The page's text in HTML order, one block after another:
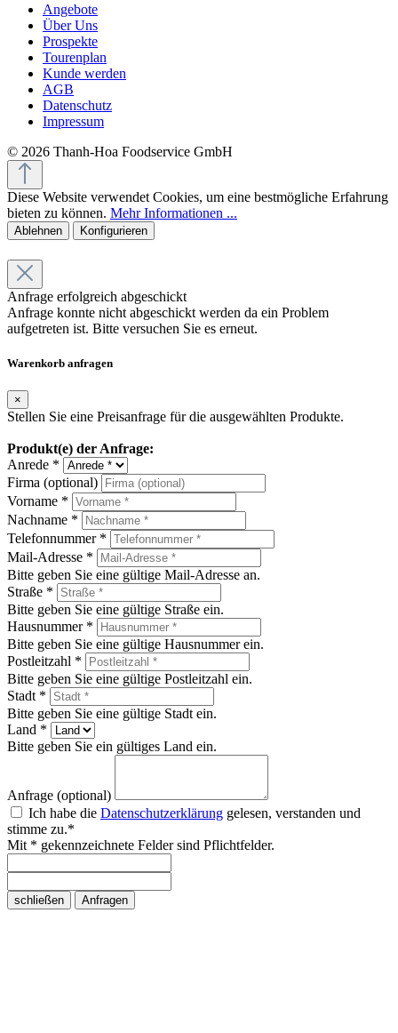
Angebote
Über Uns
Prospekte
Tourenplan
Kunde werden
AGB
Datenschutz
Impressum
© 2026 Thanh-Hoa Foodservice GmbH
Diese Website verwendet Cookies, um eine bestmögliche Erfahrung
bieten zu können. Mehr Informationen ...
Ablehnen Konfigurieren
Anfrage erfolgreich abgeschickt
Anfrage konnte nicht abgeschickt werden da ein Problem
aufgetreten ist. Bitte versuchen Sie es erneut.
Warenkorb anfragen
×
Stellen Sie eine Preisanfrage für die ausgewählten Produkte.
Produkt(e) der Anfrage:
Anrede *
Firma (optional)
Vorname *
Nachname *
Telefonnummer *
Mail-Adresse *
Bitte geben Sie eine gültige Mail-Adresse an.
Straße *
Bitte geben Sie eine gültige Straße ein.
Hausnummer *
Bitte geben Sie eine gültige Hausnummer ein.
Postleitzahl *
Bitte geben Sie eine gültige Postleitzahl ein.
Stadt *
Bitte geben Sie eine gültige Stadt ein.
Land *
Bitte geben Sie ein gültiges Land ein.
Anfrage (optional)
Ich habe die Datenschutzerklärung gelesen, verstanden und
stimme zu.*
Mit * gekennzeichnete Felder sind Pflichtfelder.
schließen Anfragen